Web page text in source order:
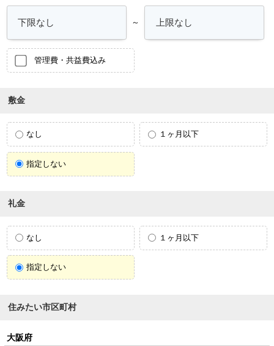
～
管理費・共益費込み
敷金
なし １ヶ月以下
指定しない
礼金
なし １ヶ月以下
指定しない
住みたい市区町村
大阪府